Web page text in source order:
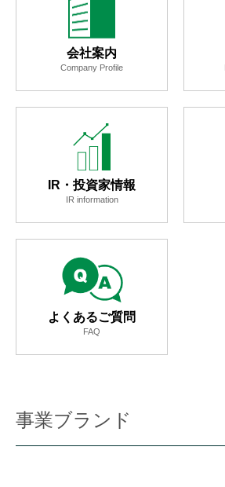
会社案内
Company Profile
IR・投資家情報
IR information
よくあるご質問
FAQ
事業ブランド